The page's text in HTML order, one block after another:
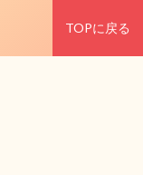
TOPに戻る